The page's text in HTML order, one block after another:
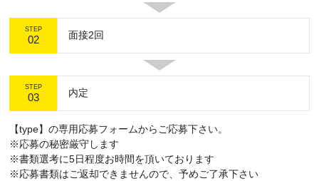
STEP
02 面接2回
STEP
03 内定
【type】の専用応募フォームからご応募下さい。
※応募の秘密厳守します
※書類選考に5日程度お時間を頂いております
※応募書類はご返却できませんので、予めご了承下さい